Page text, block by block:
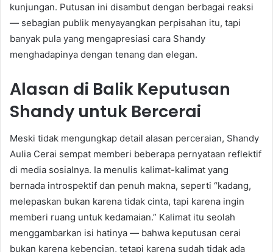
kunjungan. Putusan ini disambut dengan berbagai reaksi
— sebagian publik menyayangkan perpisahan itu, tapi
banyak pula yang mengapresiasi cara Shandy
menghadapinya dengan tenang dan elegan.
Alasan di Balik Keputusan
Shandy untuk Bercerai
Meski tidak mengungkap detail alasan perceraian, Shandy
Aulia Cerai sempat memberi beberapa pernyataan reflektif
di media sosialnya. Ia menulis kalimat-kalimat yang
bernada introspektif dan penuh makna, seperti “kadang,
melepaskan bukan karena tidak cinta, tapi karena ingin
memberi ruang untuk kedamaian.” Kalimat itu seolah
menggambarkan isi hatinya — bahwa keputusan cerai
bukan karena kebencian, tetapi karena sudah tidak ada